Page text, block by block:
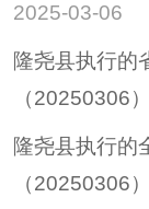
2025-03-06
隆尧县执行的
（20250306）
隆尧县执行的
（20250306）